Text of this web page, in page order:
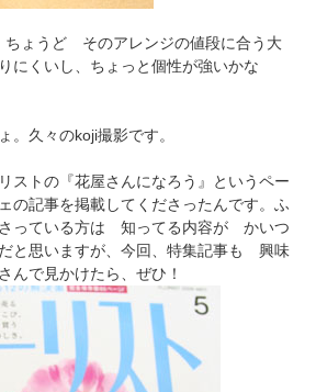
ょうど そのアレンジの値段に合う大
にくいし、ちょっと個性が強いかな
久々のkoji撮影です。
ストの『花屋さんになろう』というペー
記事を掲載してくださったんです。ふ
っている方は 知ってる内容が かいつ
と思いますが、今回、特集記事も 興味
で見かけたら、ぜひ！